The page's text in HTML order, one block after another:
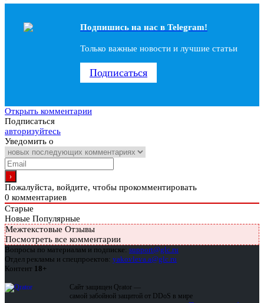
Подпишись на наc в Telegram!
Только важные новости и лучшие статьи
Подписаться
Открыть комментарии
Подписаться
авторизуйтесь
Уведомить о
Пожалуйста, войдите, чтобы прокомментировать
0 комментариев
Старые
Новые Популярные
Межтекстовые Отзывы
Посмотреть все комментарии
Вопросы по материалам и подписке: support@glc.ru
Отдел рекламы и спецпроектов: yakovleva.a@glc.ru
Контент 18+
Сайт защищен Qrator —
самой забойной защитой от DDoS в мире